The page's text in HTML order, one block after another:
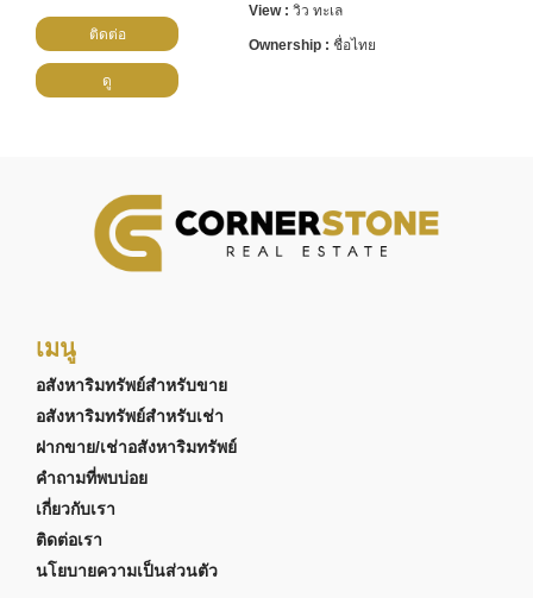
วิว ทะเล
ชื่อไทย
ติดต่อ
ดู
เมนู
อสังหาริมทรัพย์สำหรับขาย
อสังหาริมทรัพย์สำหรับเช่า
ฝากขาย/เช่าอสังหาริมทรัพย์
คำถามที่พบบ่อย
เกี่ยวกับเรา
ติดต่อเรา
นโยบายความเป็นส่วนตัว